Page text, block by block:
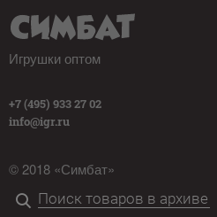
Игрушки оптом
+7 (495) 933 27 02
info@igr.ru
© 2018 «Симбат»